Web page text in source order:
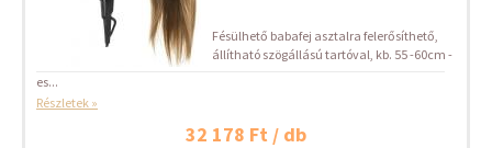
Fésülhető babafej asztalra felerősíthető,
állítható szögállású tartóval, kb. 55 -60cm -
es...
Részletek »
32 178 Ft / db